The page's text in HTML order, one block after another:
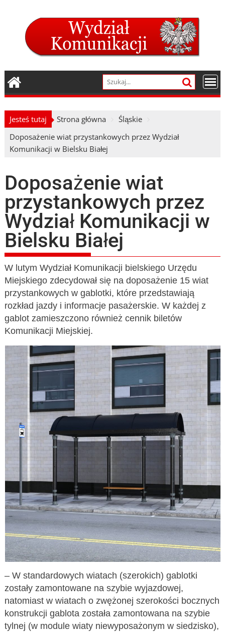
Jesteś tutaj Strona główna
Śląskie
Doposażenie wiat przystankowych przez Wydział
Komunikacji w Bielsku Białej
Doposażenie wiat
przystankowych przez
Wydział Komunikacji w
Bielsku Białej
W lutym Wydział Komunikacji bielskiego Urzędu
Miejskiego zdecydował się na doposażenie 15 wiat
przystankowych w gablotki, które przedstawiają
rozkład jazdy i informacje pasażerskie. W każdej z
gablot zamieszczono również cennik biletów
Komunikacji Miejskiej.
– W standardowych wiatach (szerokich) gablotki
zostały zamontowane na szybie wyjazdowej,
natomiast w wiatach o zwężonej szerokości bocznych
konstrukcji gablota została zamontowana na szybie
tylnej (w module wiaty niewyposażonym w siedzisko),